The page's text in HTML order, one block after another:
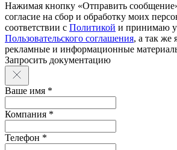
Нажимая кнопку «Отправить
согласие на сбор и обработку моих
соответствии с Политикой и принимаю
Пользовательского соглашения, а так же
рекламные и информационные
Запросить документацию
Ваше имя *
Компания *
Телефон *